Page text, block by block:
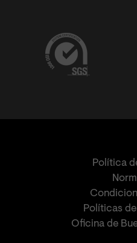
Política
Políticas
Oficina de